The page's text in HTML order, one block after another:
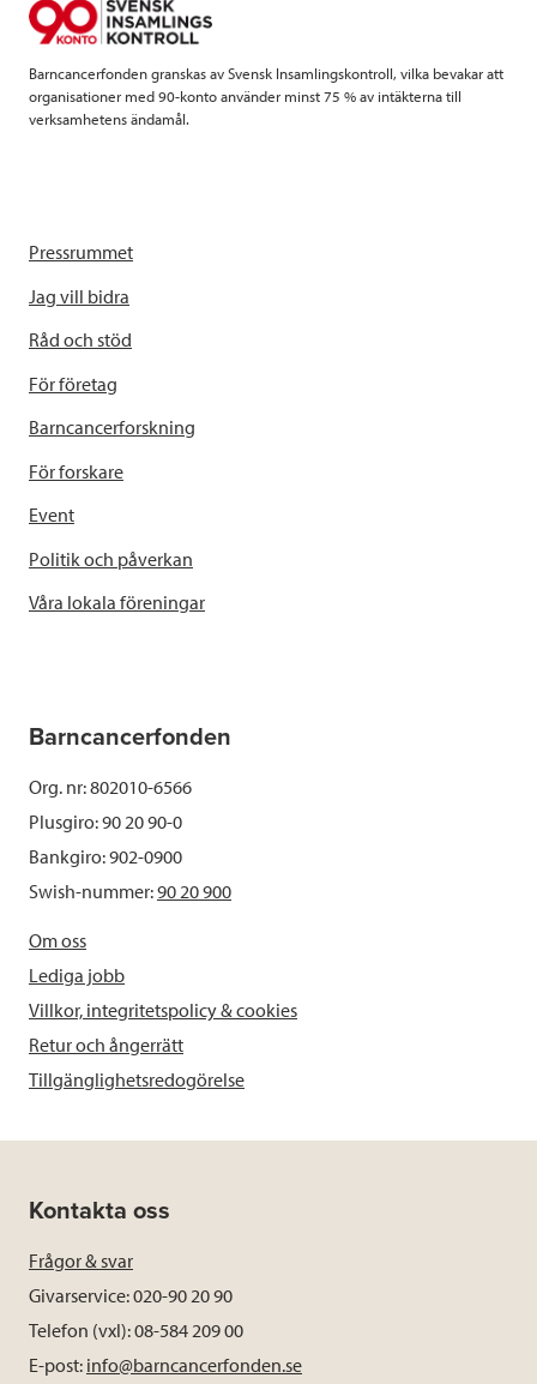
k
Barncancerfonden granskas av Svensk Insamlingskontroll, vilka bevakar att
organisationer med 90-konto använder minst 75 % av intäkterna till
verksamhetens ändamål.
Pressrummet
Jag vill bidra
Råd och stöd
För företag
Barncancerforskning
För forskare
Event
Politik och påverkan
Våra lokala föreningar
Barncancerfonden
Org. nr: 802010-6566
Plusgiro: 90 20 90-0
Bankgiro: 902-0900
Swish-nummer:90 20 900
Om oss
Lediga jobb
Villkor, integritetspolicy & cookies
Retur och ångerrätt
Tillgänglighetsredogörelse
Kontakta oss
Frågor & svar
Givarservice: 020-90 20 90
Telefon (vxl): 08-584 209 00
E-post: info@barncancerfonden.se